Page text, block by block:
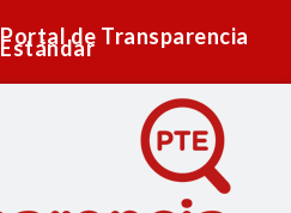
Portal de Transparencia
Estándar